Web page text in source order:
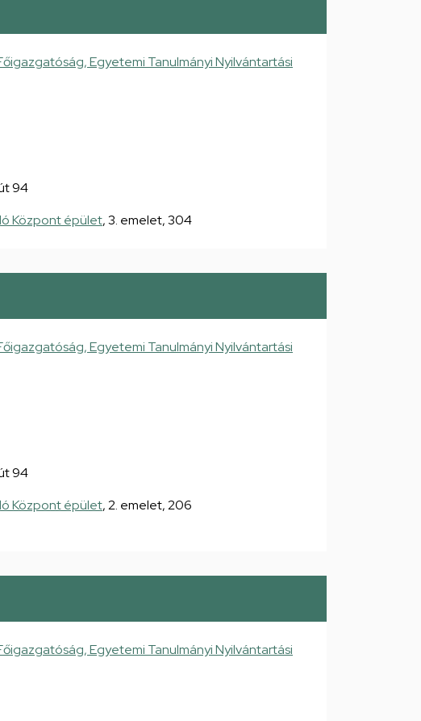
Egyetemi Tanulmányi Nyilvántartási
94
Központ épület, 3. emelet, 304
Egyetemi Tanulmányi Nyilvántartási
94
Központ épület, 2. emelet, 206
Egyetemi Tanulmányi Nyilvántartási